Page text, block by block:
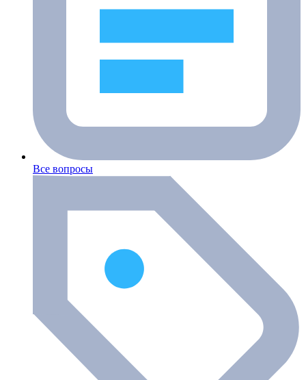
Все вопросы